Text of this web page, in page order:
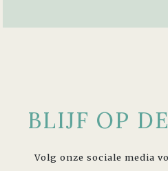
BLIJF OP
Volg onze sociale media